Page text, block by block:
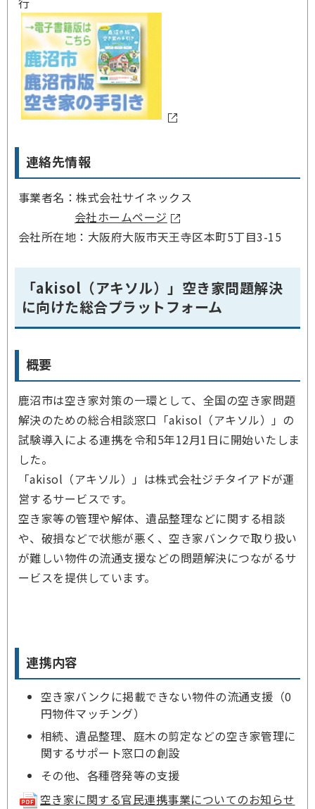
連絡先情報
事業者名：株式会社サイネックス
会社ホームページ
会社所在地：大阪府大阪市天王寺区本町5丁目3-15
「akisol（アキソル）」空き家問題解決
に向けた総合プラットフォーム
概要
鹿沼市は空き家対策の一環として、全国の空き家問題
解決のための総合相談窓口「akisol（アキソル）」の
試験導入による連携を令和5年12月1日に開始いたしま
した。
「akisol（アキソル）」は株式会社ジチタイアドが運
営するサービスです。
空き家等の管理や解体、遺品整理などに関する相談
や、破損などで状態が悪く、空き家バンクで取り扱い
が難しい物件の流通支援などの問題解決につながるサ
ービスを提供しています。
連携内容
空き家バンクに掲載できない物件の流通支援（0
円物件マッチング）
相続、遺品整理、庭木の剪定などの空き家管理に
関するサポート窓口の創設
その他、各種啓発等の支援
空き家に関する官民連携事業についてのお知らせ